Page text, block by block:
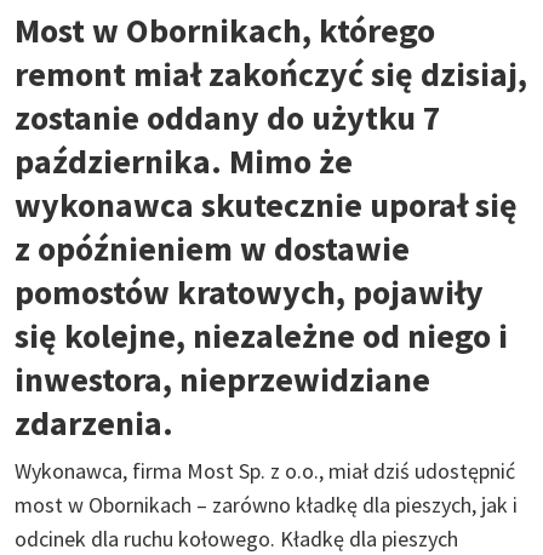
Most w Obornikach, którego
remont miał zakończyć się dzisiaj,
zostanie oddany do użytku 7
października. Mimo że
wykonawca skutecznie uporał się
z opóźnieniem w dostawie
pomostów kratowych, pojawiły
się kolejne, niezależne od niego i
inwestora, nieprzewidziane
zdarzenia.
Wykonawca, firma Most Sp. z o.o., miał dziś udostępnić
most w Obornikach – zarówno kładkę dla pieszych, jak i
odcinek dla ruchu kołowego. Kładkę dla pieszych